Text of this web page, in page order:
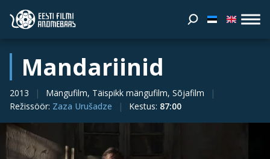
Mandariinid
2013
Mängufilm, Täispikk mängufilm, Sõjafilm
Režissöör: Zaza Urušadze Kestus: 87:00